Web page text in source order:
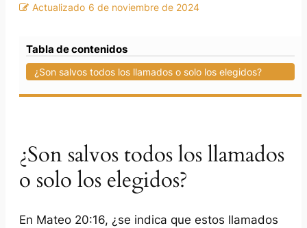
Actualizado 6 de noviembre de 2024
Tabla de contenidos
¿Son salvos todos los llamados o solo los elegidos?
¿Son salvos todos los llamados
o solo los elegidos?
En Mateo 20:16, ¿se indica que estos llamados